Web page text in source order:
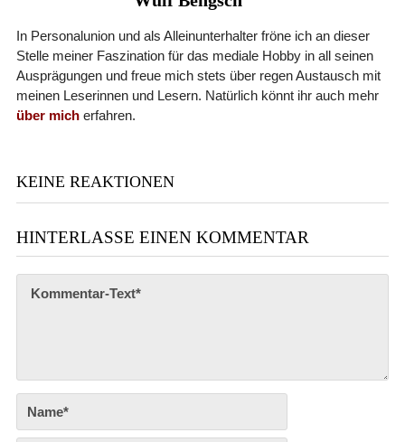
In Personalunion und als Alleinunterhalter fröne ich an dieser
Stelle meiner Faszination für das mediale Hobby in all seinen
Ausprägungen und freue mich stets über regen Austausch mit
meinen Leserinnen und Lesern. Natürlich könnt ihr auch mehr
über micherfahren.
KEINE REAKTIONEN
HINTERLASSE EINEN KOMMENTAR